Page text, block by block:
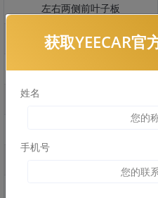
左右两侧前叶子板
反光镜
后保险杠
获取YEECAR官
姓名
手机号